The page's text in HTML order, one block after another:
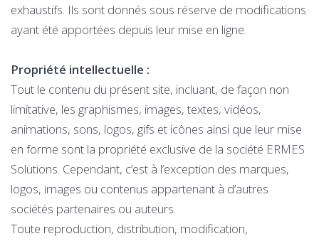
exhaustifs. Ils sont donnés sous réserve de modifications
ayant été apportées depuis leur mise en ligne.
Propriété intellectuelle :
Tout le contenu du présent site, incluant, de façon non
limitative, les graphismes, images, textes, vidéos,
animations, sons, logos, gifs et icônes ainsi que leur mise
en forme sont la propriété exclusive de la société ERMES
Solutions. Cependant, c’est à l’exception des marques,
logos, images ou contenus appartenant à d’autres
sociétés partenaires ou auteurs.
Toute reproduction, distribution, modification,